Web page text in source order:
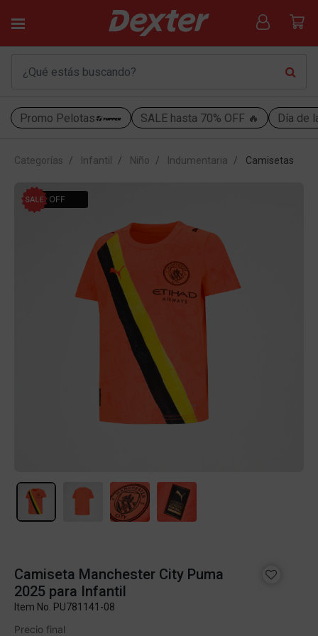
Promo Pelotas SALE hasta 70% OFF 🔥 Día de
Categorías Infantil Niño Indumentaria Camisetas
30% OFF
Camiseta Manchester City Puma
2025 para Infantil
Item No. PU781141-08
Precio final